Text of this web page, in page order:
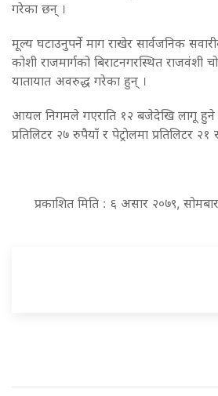
गरेका छन् ।
मूल्य घटाउनुपर्ने माग राखेर सार्वजनिक
कोशी राजमार्गको बिराटनगरस्थित राजवंशी
यातायात अवरुद्ध गरेका हुन् ।
आयल निगमले गएराति १२ बजेदेखि लागू हुने
प्रतिलिटर २७ रुपैयाँ र पेट्राेलमा प्रतिलिटर
प्रकाशित मिति : ६ असार २०७९,